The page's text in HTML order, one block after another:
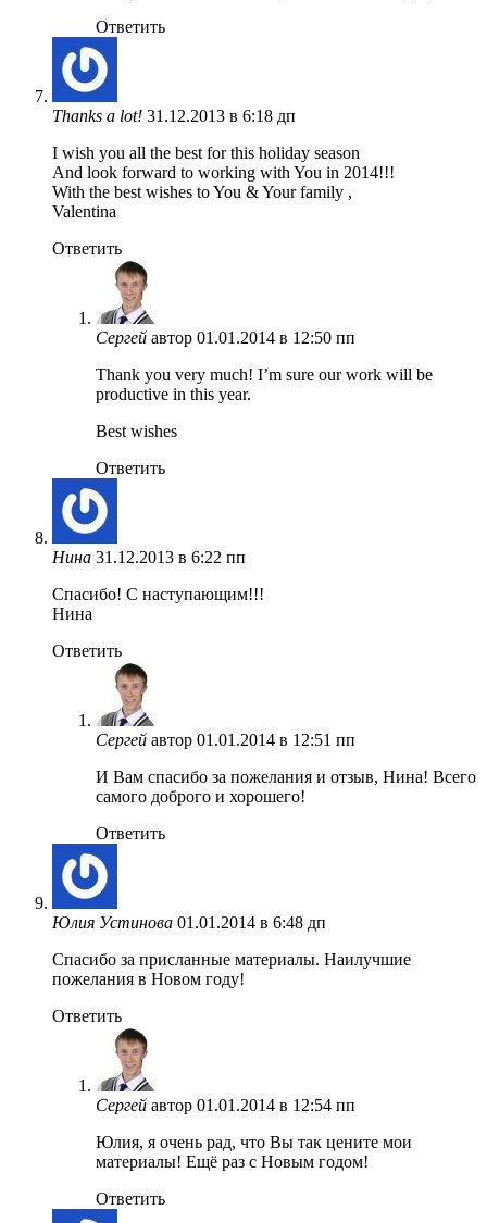
Ответить
Thanks a lot! 31.12.2013 в 6:18 дп
I wish you all the best for this holiday season
And look forward to working with You in 2014!!!
With the best wishes to You & Your family ,
Valentina
Ответить
Сергей автор 01.01.2014 в 12:50 пп
Thank you very much! I’m sure our work will be
productive in this year.
Best wishes
Ответить
Нина 31.12.2013 в 6:22 пп
Спасибо! С наступающим!!!
Нина
Ответить
Сергей автор 01.01.2014 в 12:51 пп
И Вам спасибо за пожелания и отзыв, Нина! Всего
самого доброго и хорошего!
Ответить
Юлия Устинова 01.01.2014 в 6:48 дп
Спасибо за присланные материалы. Наилучшие
пожелания в Новом году!
Ответить
Сергей автор 01.01.2014 в 12:54 пп
Юлия, я очень рад, что Вы так цените мои
материалы! Ещё раз с Новым годом!
Ответить